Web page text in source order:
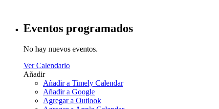
Eventos programados
No hay nuevos eventos.
Ver Calendario
Añadir
Añadir a Timely Calendar
Añadir a Google
Agregar a Outlook